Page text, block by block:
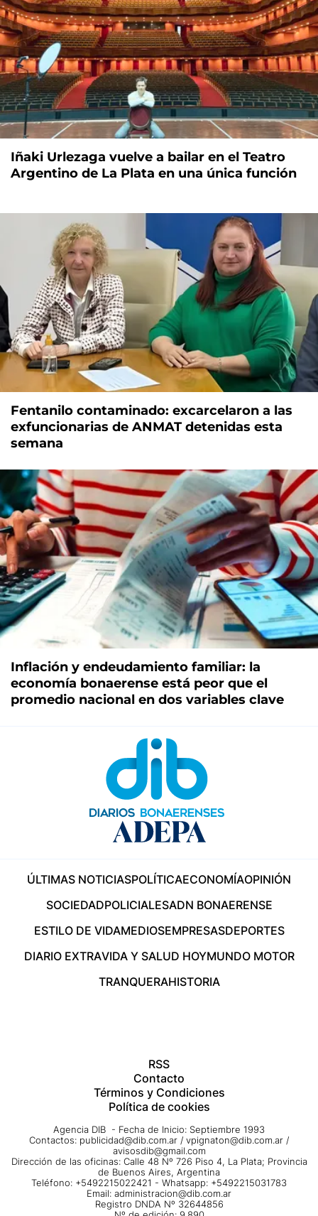
Iñaki Urlezaga vuelve a bailar en el Teatro
Argentino de La Plata en una única función
Fentanilo contaminado: excarcelaron a las
exfuncionarias de ANMAT detenidas esta
semana
Inflación y endeudamiento familiar: la
economía bonaerense está peor que el
promedio nacional en dos variables clave
ÚLTIMAS NOTICIASPOLÍTICAECONOMÍAOPINIÓN
SOCIEDADPOLICIALESADN BONAERENSE
ESTILO DE VIDAMEDIOSEMPRESASDEPORTES
DIARIO EXTRAVIDA Y SALUD HOYMUNDO MOTOR
TRANQUERAHISTORIA
RSS
Contacto
Términos y Condiciones
Política de cookies
Agencia DIB - Fecha de Inicio: Septiembre 1993
Contactos: publicidad@dib.com.ar / vpignaton@dib.com.ar /
avisosdib@gmail.com
Dirección de las oficinas: Calle 48 Nº 726 Piso 4, La Plata; Provincia
de Buenos Aires, Argentina
Teléfono: +5492215022421 - Whatsapp: +5492215031783
Email: administracion@dib.com.ar
Registro DNDA Nº 32644856